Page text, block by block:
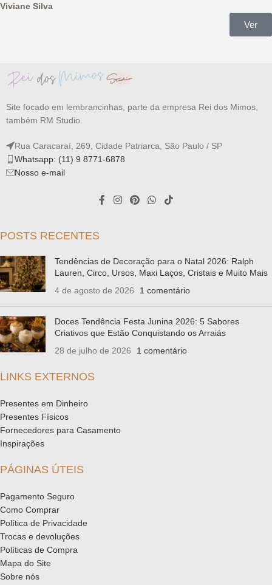
Viviane Silva
Ver
Site focado em lembrancinhas, parte da empresa Rei dos Mimos,
também RM Studio.
Rua Caracaraí, 269, Cidade Patriarca, São Paulo / SP
Whatsapp: (11) 9 8771-6878
Nosso e-mail
POSTS RECENTES
Tendências de Decoração para o Natal 2026: Ralph
Lauren, Circo, Ursos, Maxi Laços, Cristais e Muito Mais
4 de agosto de 2026
1 comentário
Doces Tendência Festa Junina 2026: 5 Sabores
Criativos que Estão Conquistando os Arraiás
28 de julho de 2026
1 comentário
LINKS EXTERNOS
Presentes em Dinheiro
Presentes Físicos
Fornecedores para Casamento
Inspirações
PÁGINAS ÚTEIS
Pagamento Seguro
Como Comprar
Política de Privacidade
Trocas e devoluções
Políticas de Compra
Mapa do Site
Sobre nós